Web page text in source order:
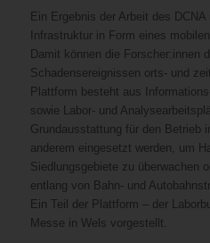
Ein Ergebnis der Arbeit des
Infrastruktur in Form eines
Damit können die Forscher:innen
Schadensereignissen orts- und
Plattform besteht aus
sowie Labor- und
Grundausstattung für den Betrieb
anderem eingesetzt werden, um
Siedlungsgebiete zu überwachen
entlang von Bahn- und
Ein Teil der Plattform – der
Messe in Wels vorgestellt.